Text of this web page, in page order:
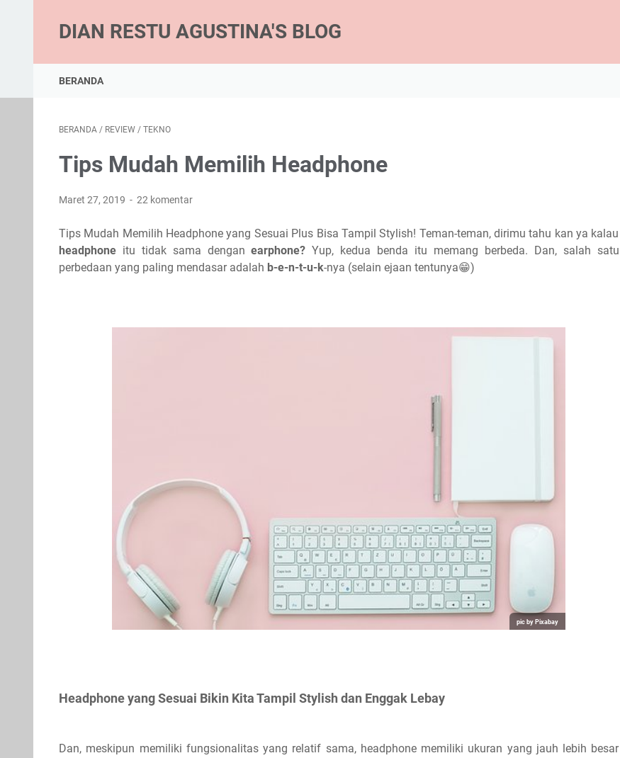
DIAN RESTU AGUSTINA'S BLOG
BERANDA
BERANDA / REVIEW / TEKNO
Tips Mudah Memilih Headphone
Maret 27, 2019 22 komentar
Tips Mudah Memilih Headphone yang Sesuai Plus Bisa Tampil Stylish! Teman-teman, dirimu tahu kan ya kalau
headphone itu tidak sama denganearphone? Yup, kedua benda itu memang berbeda. Dan, salah satu
perbedaan yang paling mendasar adalah b-e-n-t-u-k-nya (selain ejaan tentunya😁)
pic by Pixabay
Headphone yang Sesuai Bikin Kita Tampil Stylish dan Enggak Lebay
Dan, meskipun memiliki fungsionalitas yang relatif sama, headphone memiliki ukuran yang jauh lebih besar